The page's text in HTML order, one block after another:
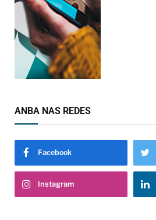
ANBA NAS REDES
Facebook
Instagram